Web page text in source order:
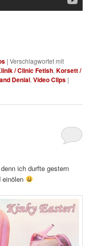
|Verschlagwortet mit
/ Clinic Fetish,Korsett /
Denial,Video Clips |
ich durfte gestern
einölen